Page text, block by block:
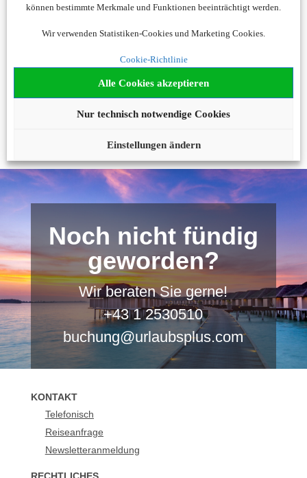
können bestimmte Merkmale und Funktionen beeinträchtigt werden.
Wir verwenden Statistiken-Cookies und Marketing Cookies.
Cookie-Richtlinie
Alle Cookies akzeptieren
Nur technisch notwendige Cookies
Einstellungen ändern
Veranstalter der Reisen ist Inspire Germany GmbH
Weitere Informationen über die Vertriebsmarke UP Holidays und
dem Veranstalter Inspire Germany GmbH finden Sie in unseren
FAQund unserenBestimmungen zum Reisebonus.
Noch nicht fündig
geworden?
Wir beraten Sie gerne!
+43 1 2530510
buchung@urlaubsplus.com
KONTAKT
Telefonisch
Reiseanfrage
Newsletteranmeldung
RECHTLICHES